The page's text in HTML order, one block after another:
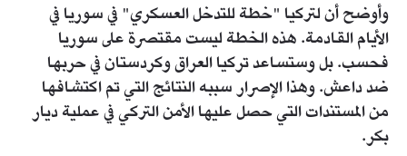
وأوضح أن لتركيا "خطة للتدخل العسكري" في سوريا في
الأيام القادمة. هذه الخطة ليست مقتصرة على سوريا
فحسب. بل وستساعد تركيا العراق وكردستان في حربها
ضد داعش. وهذا الإصرار سببه النتائج التي تم اكتشافها
من المستندات التي حصل عليها الأمن التركي في عملية ديار
بكر.